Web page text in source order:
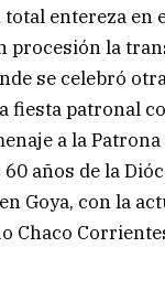
entereza en
procesión la
se celebró
fiesta patronal
a la
años de la
Goya, con la
Chaco